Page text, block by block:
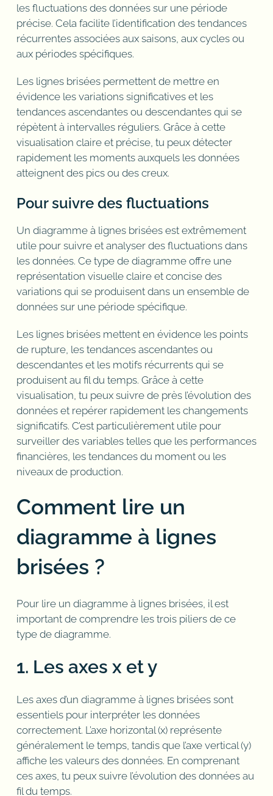
les fluctuations des données sur une période
précise. Cela facilite l’identification des tendances
récurrentes associées aux saisons, aux cycles ou
aux périodes spécifiques.
Les lignes brisées permettent de mettre en
évidence les variations significatives et les
tendances ascendantes ou descendantes qui se
répètent à intervalles réguliers. Grâce à cette
visualisation claire et précise, tu peux détecter
rapidement les moments auxquels les données
atteignent des pics ou des creux.
Pour suivre des fluctuations
Un diagramme à lignes brisées est extrêmement
utile pour suivre et analyser des fluctuations dans
les données. Ce type de diagramme offre une
représentation visuelle claire et concise des
variations qui se produisent dans un ensemble de
données sur une période spécifique.
Les lignes brisées mettent en évidence les points
de rupture, les tendances ascendantes ou
descendantes et les motifs récurrents qui se
produisent au fil du temps. Grâce à cette
visualisation, tu peux suivre de près l’évolution des
données et repérer rapidement les changements
significatifs. C’est particulièrement utile pour
surveiller des variables telles que les performances
financières, les tendances du moment ou les
niveaux de production.
Comment lire un
diagramme à lignes
brisées ?
Pour lire un diagramme à lignes brisées, il est
important de comprendre les trois piliers de ce
type de diagramme.
1. Les axes x et y
Les axes d’un diagramme à lignes brisées sont
essentiels pour interpréter les données
correctement. L’axe horizontal (x) représente
généralement le temps, tandis que l’axe vertical (y)
affiche les valeurs des données. En comprenant
ces axes, tu peux suivre l’évolution des données au
fil du temps.